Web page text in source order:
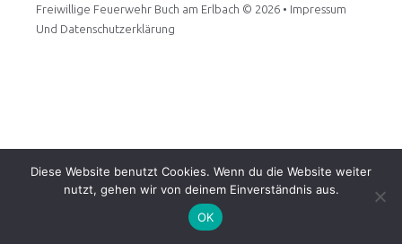
Freiwillige Feuerwehr Buch am Erlbach © 2026 • Impressum
Und Datenschutzerklärung
Diese Website benutzt Cookies. Wenn du die Website weiter
nutzt, gehen wir von deinem Einverständnis aus.
OK